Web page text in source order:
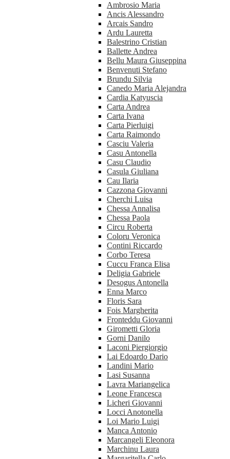
Ambrosio Maria
Ancis Alessandro
Arcais Sandro
Ardu Lauretta
Balestrino Cristian
Ballette Andrea
Bellu Maura Giuseppina
Benvenuti Stefano
Brundu Silvia
Canedo Maria Alejandra
Cardia Katyuscia
Carta Andrea
Carta Ivana
Carta Pierluigi
Carta Raimondo
Casciu Valeria
Casu Antonella
Casu Claudio
Casula Giuliana
Cau Ilaria
Cazzona Giovanni
Cherchi Luisa
Chessa Annalisa
Chessa Paola
Circu Roberta
Coloru Veronica
Contini Riccardo
Corbo Teresa
Cuccu Franca Elisa
Deligia Gabriele
Desogus Antonella
Enna Marco
Floris Sara
Fois Margherita
Fronteddu Giovanni
Girometti Gloria
Gorni Danilo
Laconi Piergiorgio
Lai Edoardo Dario
Landini Mario
Lasi Susanna
Lavra Mariangelica
Leone Francesca
Licheri Giovanni
Locci Anotonella
Loi Mario Luigi
Manca Antonio
Marcangeli Eleonora
Marchinu Laura